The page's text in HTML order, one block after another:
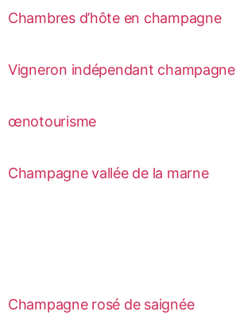
Chambres d’hôte en champagne
Vigneron indépendant champagne
œnotourisme
Champagne vallée de la marne
Champagne rosé de saignée